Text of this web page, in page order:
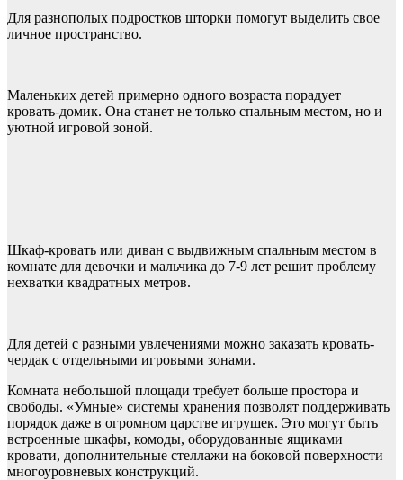
Для разнополых подростков шторки помогут выделить свое
личное пространство.
Маленьких детей примерно одного возраста порадует
кровать-домик. Она станет не только спальным местом, но и
уютной игровой зоной.
Шкаф-кровать или диван с выдвижным спальным местом в
комнате для девочки и мальчика до 7-9 лет решит проблему
нехватки квадратных метров.
Для детей с разными увлечениями можно заказать кровать-
чердак с отдельными игровыми зонами.
Комната небольшой площади требует больше простора и
свободы. «Умные» системы хранения позволят поддерживать
порядок даже в огромном царстве игрушек. Это могут быть
встроенные шкафы, комоды, оборудованные ящиками
кровати, дополнительные стеллажи на боковой поверхности
многоуровневых конструкций.